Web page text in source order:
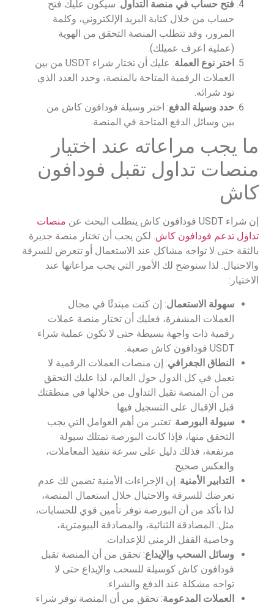
فتح حساب في منصة التداول: سيكون عليك فتح
حساب من خلال كتابة البريد الإلكتروني، وكلمة
المرور، وقد تتطلب المنصة التحقق من الهوية
(عملية اعرف عميلك).
اختر نوع العملة
: عليك أن تختار شراء USDT من بين
العملات الرقمية المتاحة بالمنصة، وحدد العدد الذي
تود شرائه.
حدد وسيلة الدفع: اختر وسيلة فودافون كاش من
بين وسائل الدفع المتاحة في المنصة.
ما يجب مراعاته عند اختيار
منصات تداول تقبل فودافون
كاش
إن شراء USDT فودافون كاش يتطلب البحث عن
منصات
تداول تدعم فودافون كاش. لكن يجب أن تختار منصة جديرة
بالثقة حتى لا تواجه مشاكل عند الاستعمال أو تتعرض للسرقة
والاحتيال. لذا سنوضح لك الأمور التي يجب مراعاتها عند
الاختيار:
سهولة الاستعمال: إن كنت مبتدئًا في مجال
العملات المشفرة، فعليك أن تختار منصة عملات
رقمية ذات واجهة بسيطة حتى لا تكون عملية شراء
USDT فودافون كاش صعبة.
النطاق الجغرافي: إن منصات العملات الرقمية لا
تعمل في كل الدول حول العالم، لذا عليك التحقق
من أن المنصة تقبل التداول من خلالها في منطقتك
قبل الإقبال على التسجيل فيها.
سيولة البورصة: تعتبر من أهم العوامل التي يجب
التحقق منها، فإذا كانت البورصة تمتلك سيولة
مرتفعة، فذلك دليل على سرعة تنفيذ المعاملات،
والعكس صحيح.
التدابير الأمنية: إن الإجراءات الأمنية تضمن لك عدم
تعرضك للسرقة والاحتيال خلال استعمال المنصة،
لذا تأكد من أن البورصة توفر تأمين قوي للحسابات،
مثل: المصادقة الثنائية، والمصادقة البيومترية،
وخاصية القفل الزمني للإعدادات.
وسائل السحب والإيداع: تحقق من أن المنصة تقبل
فودافون كاش كوسيلة للسحب والإيداع حتى لا
تواجه مشكلة عند الدفع والشراء.
العملات المدعومة: تحقق من أن المنصة توفر شراء